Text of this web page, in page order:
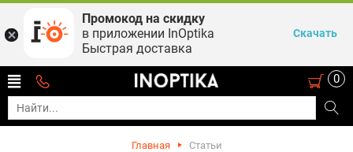
0
Главная Статьи
Промокод на скидку
в приложении InOptika
Быстрая доставка
Скачать